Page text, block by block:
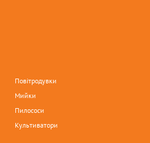
Повітродувки
Мийки
Пилососи
Культиватори